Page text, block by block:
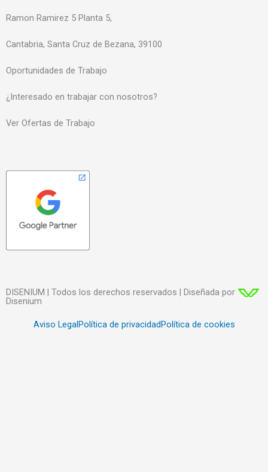
Ramon Ramirez 5 Planta 5,
Cantabria, Santa Cruz de Bezana, 39100
Oportunidades de Trabajo
¿Interesado en trabajar con nosotros?
Ver Ofertas de Trabajo
DISENIUM | Todos los derechos reservados | Diseñada por
Disenium
Aviso LegalPolítica de privacidadPolítica de cookies